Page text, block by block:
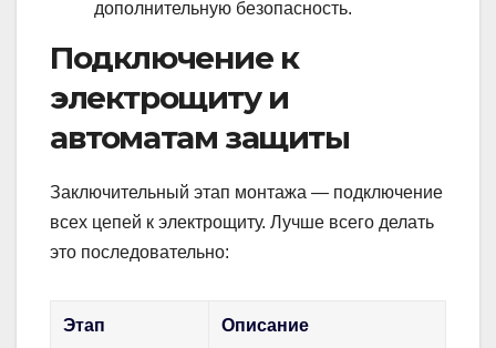
дополнительную безопасность.
Подключение к
электрощиту и
автоматам защиты
Заключительный этап монтажа — подключение
всех цепей к электрощиту. Лучше всего делать
это последовательно:
Этап Описание